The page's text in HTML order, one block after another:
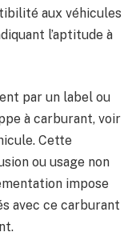
aux véhicules
l’aptitude à
par un label ou
à carburant, voir
Cette
ou usage non
impose
avec ce carburant